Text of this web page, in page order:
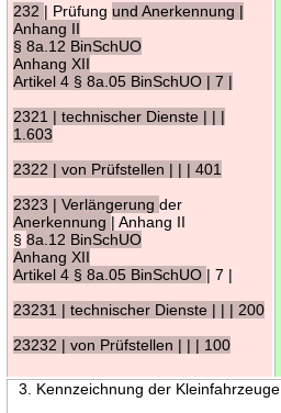
232 | Prüfung und Anerkennung |
Anhang II
§ 8a.12 BinSchUO
Anhang XII
Artikel 4 § 8a.05 BinSchUO | 7 |
2321 | technischer Dienste | | |
1.603
2322 | von Prüfstellen | | | 401
2323 | Verlängerungder
Anerkennung | Anhang II
§8a.12 BinSchUO
Anhang XII
Artikel 4 § 8a.05 BinSchUO | 7 |
23231 | technischer Dienste | | | 200
23232 | von Prüfstellen | | | 100
3. Kennzeichnung der Kleinfahrzeuge